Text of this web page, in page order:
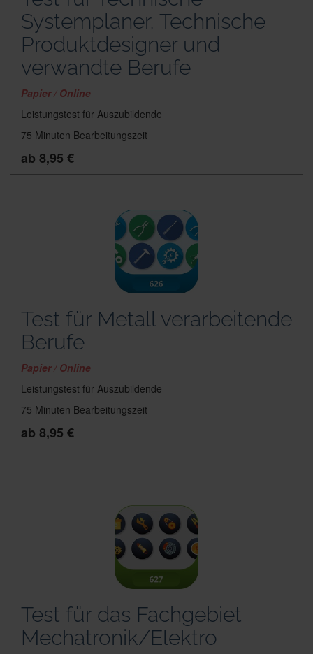
Systemplaner, Technische
Produktdesigner und
verwandte Berufe
Papier / Online
Leistungstest für Auszubildende
75 Minuten Bearbeitungszeit
ab 8,95 €
Test für Metall verarbeitende
Berufe
Papier / Online
Leistungstest für Auszubildende
75 Minuten Bearbeitungszeit
ab 8,95 €
Test für das Fachgebiet
Mechatronik/Elektro